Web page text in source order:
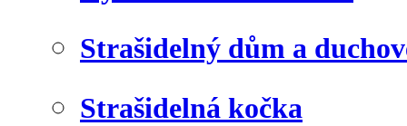
Strašidelný dům a
Strašidelná kočka